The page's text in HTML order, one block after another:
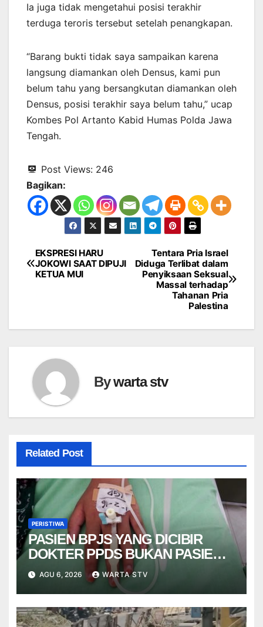
Ia juga tidak mengetahui posisi terakhir
terduga teroris tersebut setelah penangkapan.
“Barang bukti tidak saya sampaikan karena
langsung diamankan oleh Densus, kami pun
belum tahu yang bersangkutan diamankan oleh
Densus, posisi terakhir saya belum tahu,” ucap
Kombes Pol Artanto Kabid Humas Polda Jawa
Tengah.
Post Views: 246
Bagikan:
Navigasi
pos
Tentara Pria Israel
Diduga Terlibat dalam
Penyiksaan Seksual
Massal terhadap
Tahanan Pria
Palestina
EKSPRESI HARU
JOKOWI SAAT DIPUJI
KETUA MUI
Bywarta stv
Related Post
PERISTIWA
PASIEN BPJS YANG DICIBIR
DOKTER PPDS BUKAN PASIEN
RSUP DR. SARDJITO
AGU 6, 2026 WARTA STV